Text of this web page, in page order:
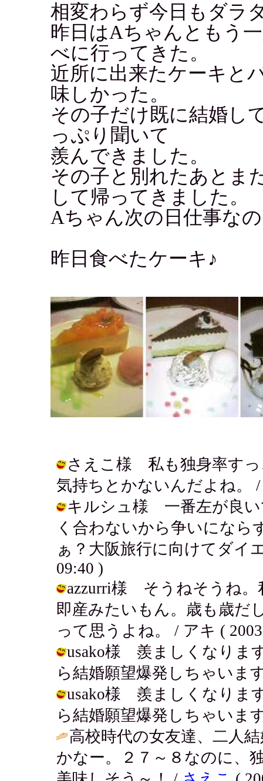
相変わらず今日もダラ
昨日はAちゃんともう
べに行ってきた。
近所に出来たケーキと
味しかった。
その子だけ既に結婚し
っぷり聞いて
羨んできました。
その子と別れたあとま
して帰ってきました。
Aちゃん次の日仕事な
昨日食べたケーキ♪
さえこ様 私も独身率すっ
気持ちとかないんだよね。 /
キルシュ様 一番左が良い
く合わないから争いになら
ぁ？大阪旅行に向けてダイ
09:40 )
azzurri様 そうねそうね。
即産みたいもん。歳も歳だ
って思うよね。 / アキ (
usako様 羨ましくなりま
ら結婚願望爆発しちゃいま
usako様 羨ましくなりま
ら結婚願望爆発しちゃいま
高校時代の女友達、二人
かなー。２７～８なのに、